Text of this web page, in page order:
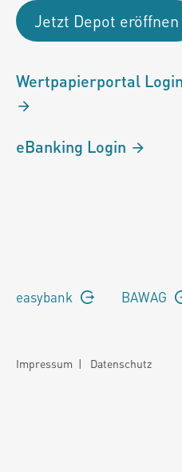
Jetzt Depot eröffnen
Wertpapierportal Login
eBanking Login
easybank BAWAG
Impressum | Datenschutz